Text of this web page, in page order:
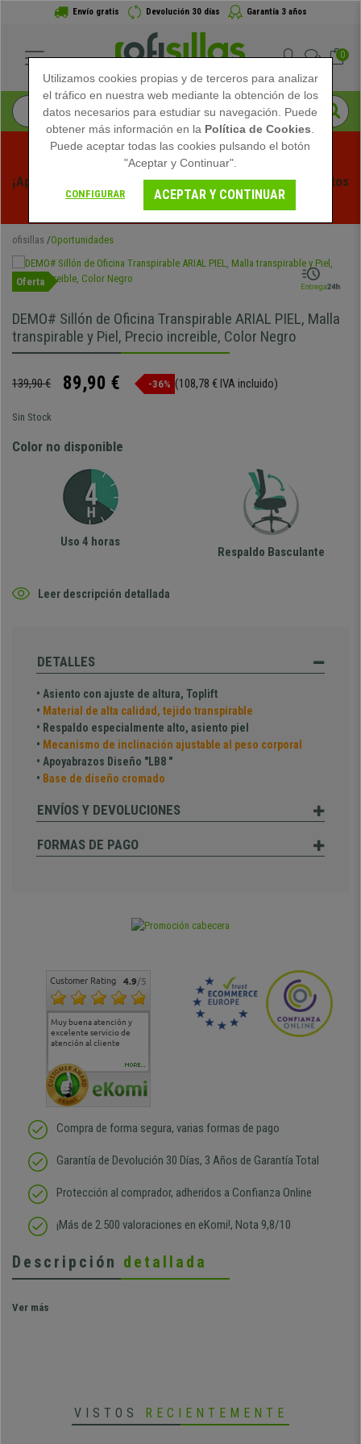
Envío gratis Devolución 30 días Garantía 3 años
0
¡Aprovecha las Rebajas de Verano en Ofisillas! Descuentos
Exclusivos por Tiempo Limitado - Ver Promo
ofisillas Oportunidades
Oferta
DEMO# Sillón de Oficina Transpirable ARIAL PIEL, Malla
transpirable y Piel, Precio increible, Color Negro
139,90 € 89,90 € -36% (108,78 € IVA incluido)
Sin Stock
Color no disponible
Uso 4 horas
Respaldo Basculante
Leer descripción detallada
DETALLES
• Asiento con ajuste de altura, Toplift
• Material de alta calidad, tejido transpirable
• Respaldo especialmente alto, asiento piel
• Mecanismo de inclinación ajustable al peso corporal
• Apoyabrazos Diseño "LB8 "
• Base de diseño cromado
ENVÍOS Y DEVOLUCIONES
FORMAS DE PAGO
Customer Rating 4.9/5
Muy buena atención y
excelente servicio de
atención al cliente
Muy buena atención de
cara al asesoramiento
Si estoy contento
MORE...
Compra de forma segura, varias formas de pago
Garantía de Devolución 30 Días, 3 Años de Garantía Total
Protección al comprador, adheridos a Confianza Online
¡Más de 2.500 valoraciones en eKomi!, Nota 9,8/10
Descripción detallada
Ver más
VISTOS RECIENTEMENTE
Utilizamos cookies propias y de terceros para analizar
el tráfico en nuestra web mediante la obtención de los
datos necesarios para estudiar su navegación. Puede
obtener más información en la Política de Cookies
Puede aceptar todas las cookies pulsando el botón
"Aceptar y Continuar".
CONFIGURAR ACEPTAR Y CONTINUAR